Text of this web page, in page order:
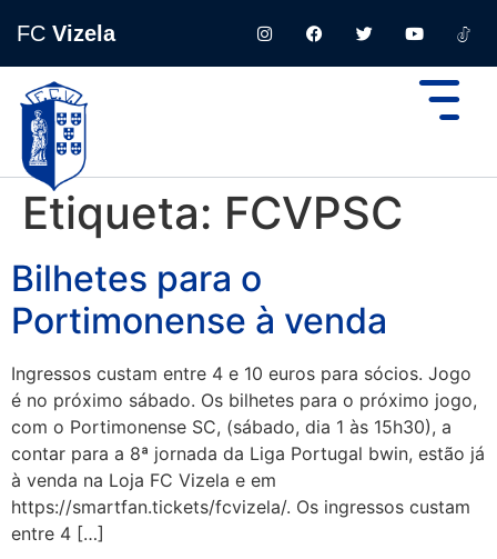
FC Vizela
Etiqueta: FCVPSC
Bilhetes para o
Portimonense à venda
Ingressos custam entre 4 e 10 euros para sócios. Jogo
é no próximo sábado. Os bilhetes para o próximo jogo,
com o Portimonense SC, (sábado, dia 1 às 15h30), a
contar para a 8ª jornada da Liga Portugal bwin, estão já
à venda na Loja FC Vizela e em
https://smartfan.tickets/fcvizela/. Os ingressos custam
entre 4 […]